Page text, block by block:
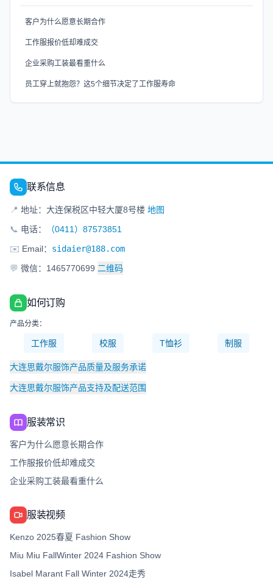
客户为什么愿意长期合作
工作服报价低却难成交
企业采购工装最看重什么
员工穿上就抱怨？这5个细节决定了工作服寿命
联系信息
📍 地址：大连保税区中轻大厦8号楼 地图
📞 电话：
（0411）87573851
✉️ Email： sidaier@188.com
💬 微信：1465770699 二维码
如何订购
产品分类：
工作服 校服 T恤衫 制服
大连思戴尔服饰产品质量及服务承诺
大连思戴尔服饰产品支持及配送范围
服装常识
客户为什么愿意长期合作
工作服报价低却难成交
企业采购工装最看重什么
服装视频
Kenzo 2025春夏 Fashion Show
Miu Miu FallWinter 2024 Fashion Show
Isabel Marant Fall Winter 2024走秀